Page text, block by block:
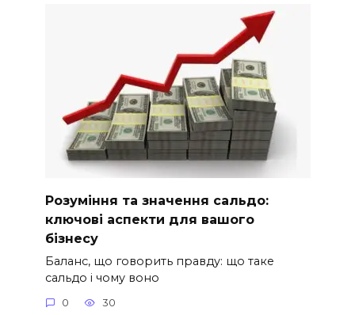
Розуміння та значення сальдо:
ключові аспекти для вашого
бізнесу
Баланс, що говорить правду: що таке
сальдо і чому воно
0 30